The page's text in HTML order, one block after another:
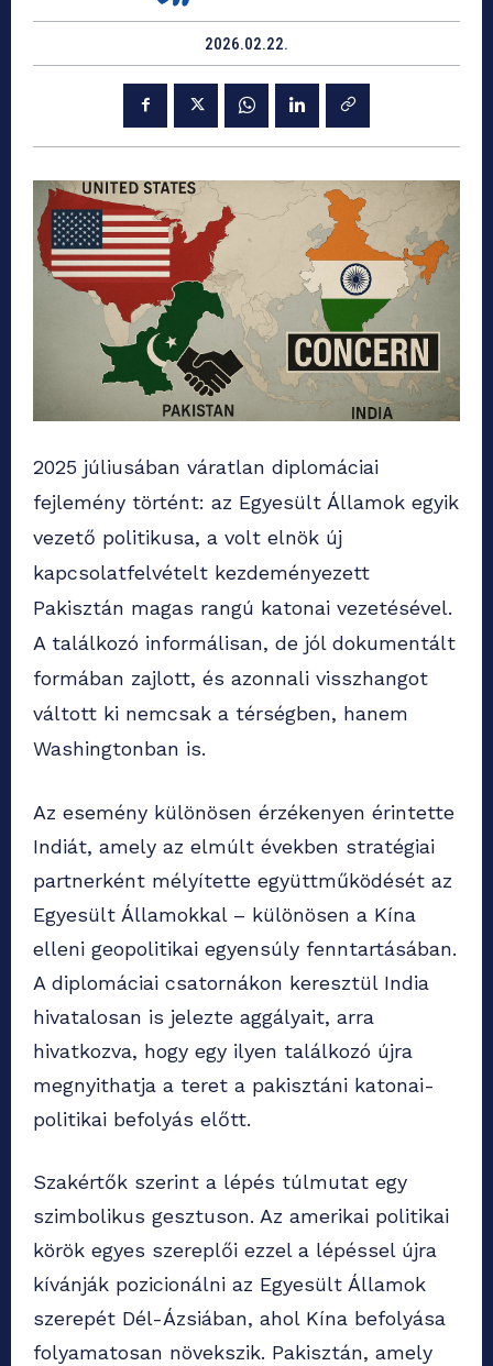
2026.02.22.
2025 júliusában váratlan diplomáciai
fejlemény történt: az Egyesült Államok egyik
vezető politikusa, a volt elnök új
kapcsolatfelvételt kezdeményezett
Pakisztán magas rangú katonai vezetésével.
A találkozó informálisan, de jól dokumentált
formában zajlott, és azonnali visszhangot
váltott ki nemcsak a térségben, hanem
Washingtonban is.
Az esemény különösen érzékenyen érintette
Indiát, amely az elmúlt években stratégiai
partnerként mélyítette együttműködését az
Egyesült Államokkal – különösen a Kína
elleni geopolitikai egyensúly fenntartásában.
A diplomáciai csatornákon keresztül India
hivatalosan is jelezte aggályait, arra
hivatkozva, hogy egy ilyen találkozó újra
megnyithatja a teret a pakisztáni katonai-
politikai befolyás előtt.
Szakértők szerint a lépés túlmutat egy
szimbolikus gesztuson. Az amerikai politikai
körök egyes szereplői ezzel a lépéssel újra
kívánják pozicionálni az Egyesült Államok
szerepét Dél-Ázsiában, ahol Kína befolyása
folyamatosan növekszik. Pakisztán, amely